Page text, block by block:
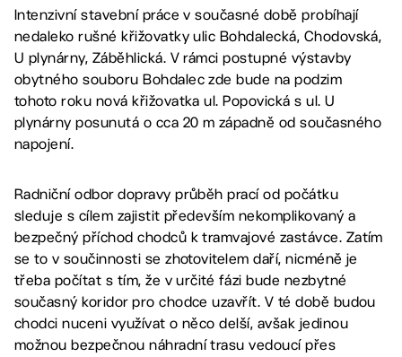
Intenzivní stavební práce v současné době probíhají
nedaleko rušné křižovatky ulic Bohdalecká, Chodovská,
U plynárny, Záběhlická. V rámci postupné výstavby
obytného souboru Bohdalec zde bude na podzim
tohoto roku nová křižovatka ul. Popovická s ul. U
plynárny posunutá o cca 20 m západně od současného
napojení.
Radniční odbor dopravy průběh prací od počátku
sleduje s cílem zajistit především nekomplikovaný a
bezpečný příchod chodců k tramvajové zastávce. Zatím
se to v součinnosti se zhotovitelem daří, nicméně je
třeba počítat s tím, že v určité fázi bude nezbytné
současný koridor pro chodce uzavřít. V té době budou
chodci nuceni využívat o něco delší, avšak jedinou
možnou bezpečnou náhradní trasu vedoucí přes